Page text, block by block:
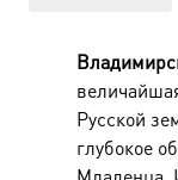
Русской
глубокое